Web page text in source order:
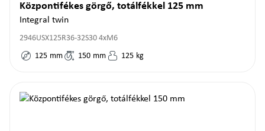
Központifékes görgő, totálfékkel 125 mm
Integral twin
2946USX125R36-32S30 4xM6
125 mm 150 mm 125 kg